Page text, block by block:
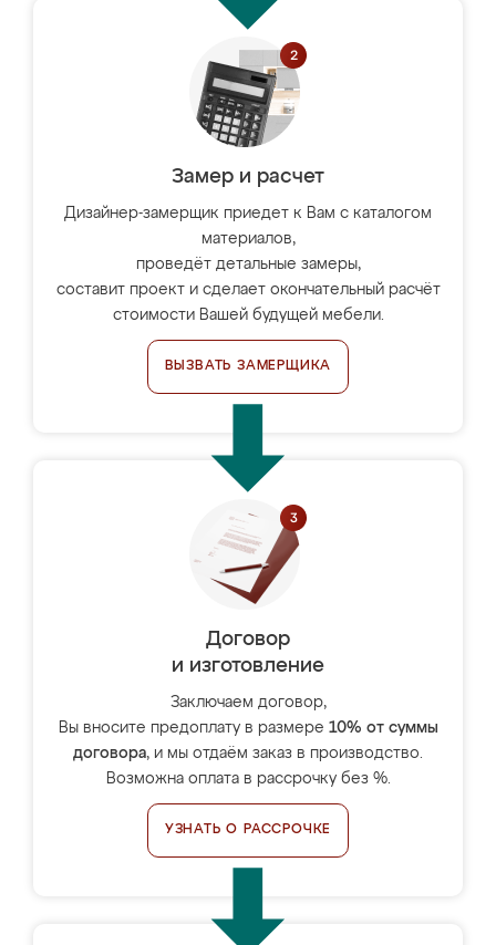
Замер и расчет
Дизайнер-замерщик приедет к Вам с каталогом
материалов,
проведёт детальные замеры,
составит проект и сделает окончательный расчёт
стоимости Вашей будущей мебели.
ВЫЗВАТЬ ЗАМЕРЩИКА
Договор
и изготовление
Заключаем договор,
Вы вносите предоплату в размере 10% от суммы
договора, и мы отдаём заказ в производство.
Возможна оплата в рассрочку без %.
УЗНАТЬ О РАССРОЧКЕ